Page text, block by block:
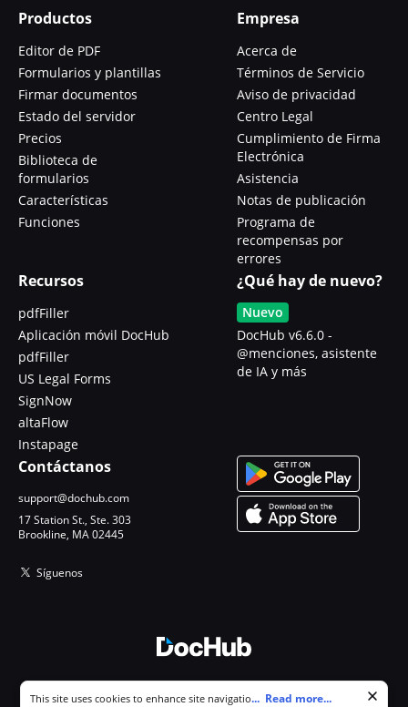
Productos
Editor de PDF
Formularios y plantillas
Firmar documentos
Estado del servidor
Precios
Biblioteca de
formularios
Características
Funciones
Empresa
Acerca de
Términos de Servicio
Aviso de privacidad
Centro Legal
Cumplimiento de Firma
Electrónica
Asistencia
Notas de publicación
Programa de
recompensas por
errores
Recursos
pdfFiller
Aplicación móvil DocHub
pdfFiller
US Legal Forms
SignNow
altaFlow
Instapage
¿Qué hay de nuevo?
Nuevo
DocHub v6.6.0 -
@menciones, asistente
de IA y más
Contáctanos
support@dochub.com
17 Station St., Ste. 303
Brookline, MA 02445
Síguenos
Cookie consent notice
This site uses cookies to enhance site navigation and personalize
... Read more...